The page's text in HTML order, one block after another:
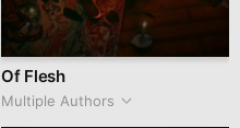
Of Flesh
Multiple Authors